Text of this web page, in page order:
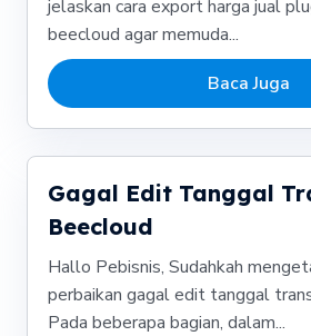
jelaskan cara export harga jual
beecloud agar memuda...
Baca Juga
Gagal Edit Tanggal
Beecloud
Hallo Pebisnis, Sudahkah
perbaikan gagal edit tanggal
Pada beberapa bagian, dalam...